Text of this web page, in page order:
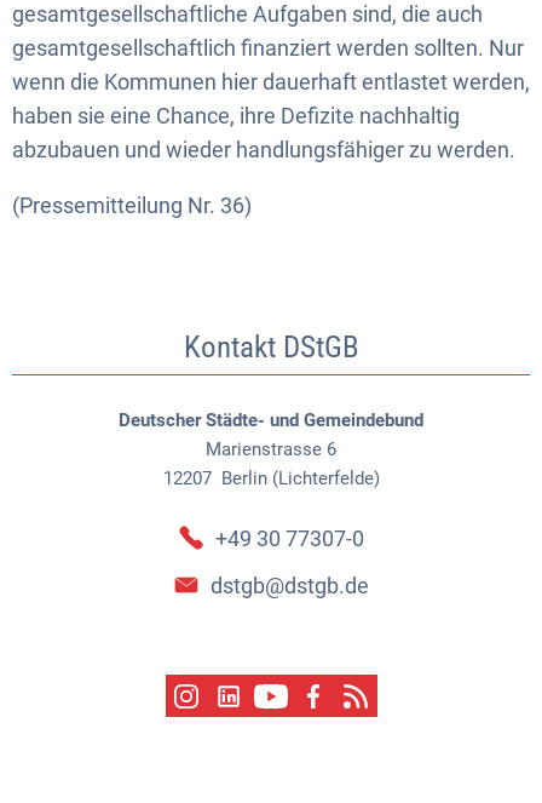
gesamtgesellschaftliche Aufgaben sind, die auch
gesamtgesellschaftlich finanziert werden sollten. Nur
wenn die Kommunen hier dauerhaft entlastet werden,
haben sie eine Chance, ihre Defizite nachhaltig
abzubauen und wieder handlungsfähiger zu werden.
(Pressemitteilung Nr. 36)
Kontakt DStGB
Deutscher Städte- und Gemeindebund
Marienstrasse 6
12207 Berlin (Lichterfelde)
+49 30 77307-0
dstgb@dstgb.de